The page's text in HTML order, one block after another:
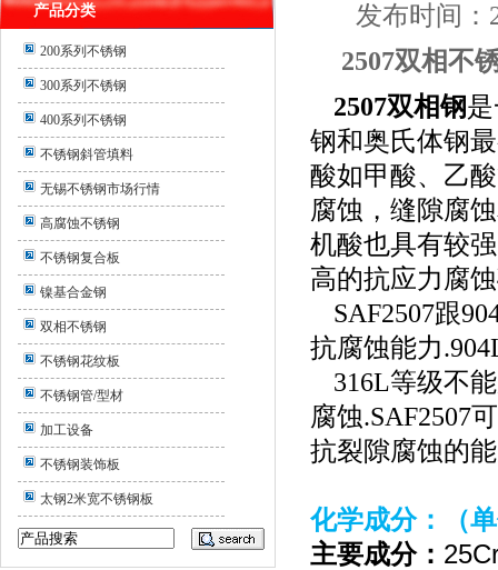
产品分类
200系列不锈钢
300系列不锈钢
400系列不锈钢
不锈钢斜管填料
无锡不锈钢市场行情
高腐蚀不锈钢
不锈钢复合板
镍基合金钢
双相不锈钢
不锈钢花纹板
不锈钢管/型材
加工设备
不锈钢装饰板
太钢2米宽不锈钢板
发布时间：
2507双相不
2507双相钢
钢和奥氏体钢
酸如甲酸、乙
腐蚀，缝隙腐
机酸也具有较
高的抗应力腐
SAF2507跟
抗腐蚀能力
316L等级不
腐蚀.SAF2507
抗裂隙腐蚀的
化学成分：（
主要成分：